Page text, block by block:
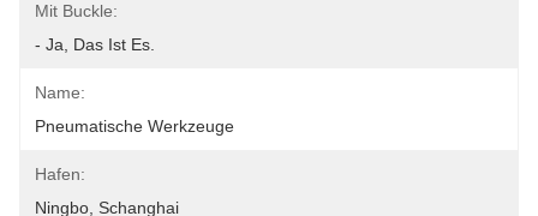
Mit Buckle:
- Ja, Das Ist Es.
Name:
Pneumatische Werkzeuge
Hafen:
Ningbo, Schanghai